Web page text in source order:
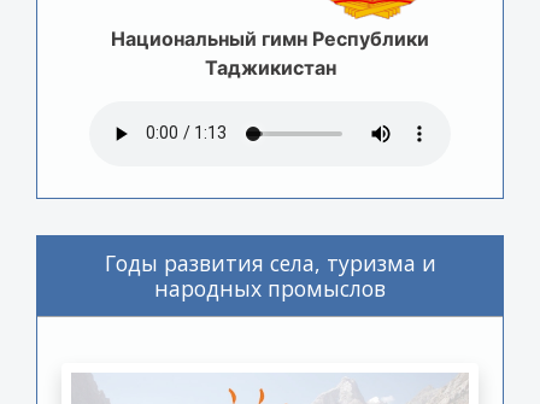
Национальный гимн Республики
Таджикистан
Годы развития села, туризма и
народных промыслов